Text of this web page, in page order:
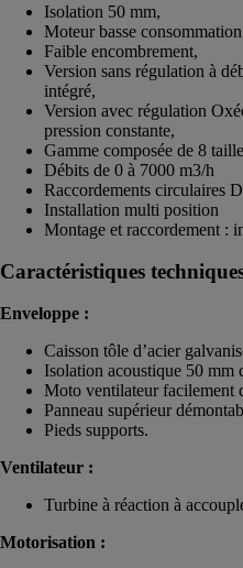
Isolation 50 mm,
Moteur basse
Faible encombrement,
Version sans régulation à
intégré,
Version avec régulation
pression constante,
Gamme composée de 8
Débits de 0 à 7000 m3/h
Raccordements circulaires
Installation multi position
Montage et raccordement :
Caractéristiques
Enveloppe :
Caisson tôle d’acier
Isolation acoustique 50 mm
Moto ventilateur facilement
Panneau supérieur
Pieds supports.
Ventilateur :
Turbine à réaction à
Motorisation :